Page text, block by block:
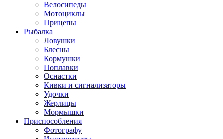
Велосипеды
Мотоциклы
Прицепы
Рыбалка
Ловушки
Блесны
Кормушки
Поплавки
Оснастки
Кивки и сигнализаторы
Удочки
Жерлицы
Мормышки
Приспособления
Фотографу